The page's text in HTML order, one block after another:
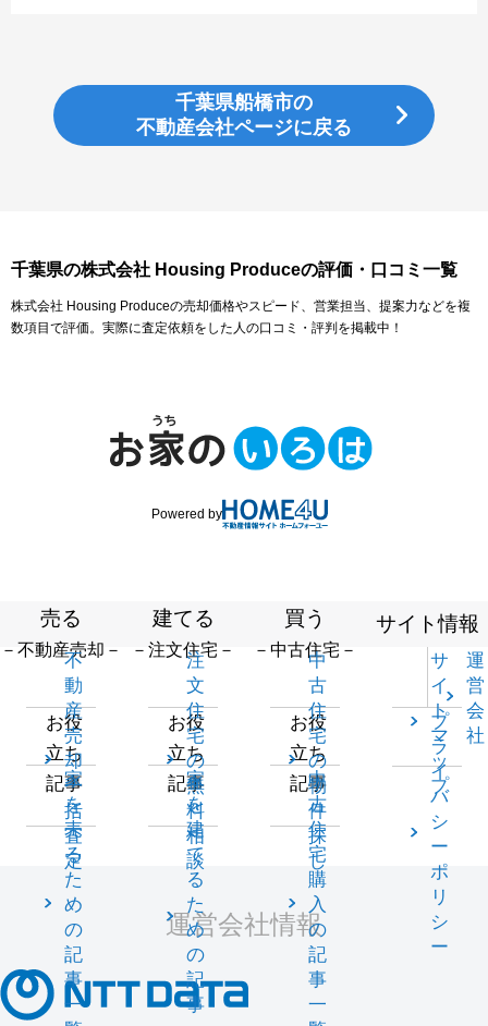
千葉県船橋市の
不動産会社ページに戻る
千葉県の株式会社 Housing Produceの評価・口コミ一覧
株式会社 Housing Produceの売却価格やスピード、営業担当、提案力などを複
数項目で評価。実際に査定依頼をした人の口コミ・評判を掲載中！
Powered by
売る
－不動産売却－
不
動
産
売
却
一
括
査
定
お役
立ち
記事
家
を
売
る
た
め
の
記
事
一
建てる
－注文住宅－
注
文
住
宅
の
無
料
相
談
お役
立ち
記事
家
を
建
て
る
た
め
の
記
事
買う
－中古住宅－
中
古
住
宅
の
物
件
探
し
お役
立ち
記事
中
古
住
宅
購
入
の
記
事
一
サイト情報
サ
イ
ト
マ
ッ
プ
運
営
会
社
プ
ラ
イ
バ
シ
ー
ポ
リ
シ
ー
運営会社情報